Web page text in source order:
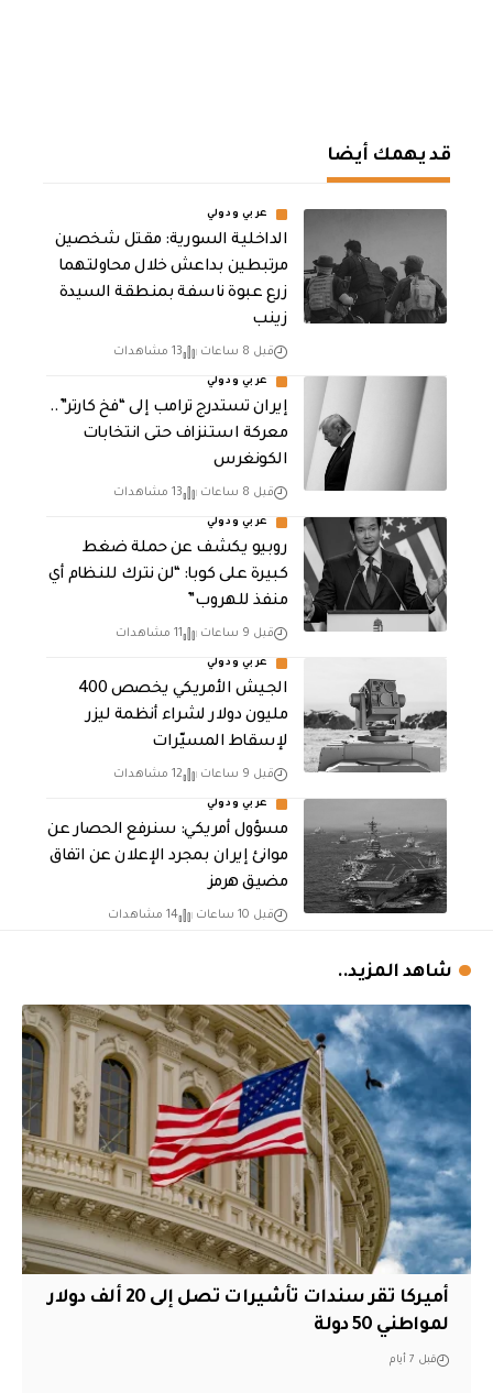
قد يهمك أيضا
عربي ودولي
الداخلية السورية: مقتل شخصين
مرتبطين بداعش خلال محاولتهما
زرع عبوة ناسفة بمنطقة السيدة
زينب
قبل 8 ساعات 13 مشاهدات
عربي ودولي
إيران تستدرج ترامب إلى “فخ كارتر”..
معركة استنزاف حتى انتخابات
الكونغرس
قبل 8 ساعات 13 مشاهدات
عربي ودولي
روبيو يكشف عن حملة ضغط
كبيرة على كوبا: “لن نترك للنظام أي
منفذ للهروب”
قبل 9 ساعات 11 مشاهدات
عربي ودولي
الجيش الأمريكي يخصص 400
مليون دولار لشراء أنظمة ليزر
لإسقاط المسيّرات
قبل 9 ساعات 12 مشاهدات
عربي ودولي
مسؤول أمريكي: سنرفع الحصار عن
موانئ إيران بمجرد الإعلان عن اتفاق
مضيق هرمز
قبل 10 ساعات 14 مشاهدات
شاهد المزيد..
أميركا تقر سندات تأشيرات تصل إلى 20 ألف دولار
لمواطني 50 دولة
قبل 7 أيام